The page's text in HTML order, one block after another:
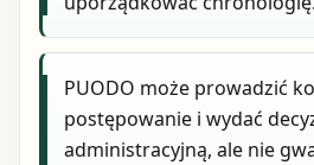
PUODO może prowadzić
postępowanie i wydać
administracyjną, ale nie